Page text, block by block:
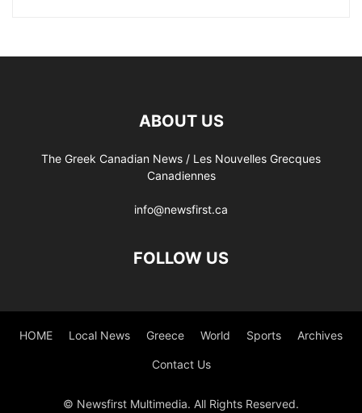
ABOUT US
The Greek Canadian News / Les Nouvelles Grecques
Canadiennes
info@newsfirst.ca
FOLLOW US
HOME Local News Greece World Sports Archives
Contact Us
© Newsfirst Multimedia. All Rights Reserved.